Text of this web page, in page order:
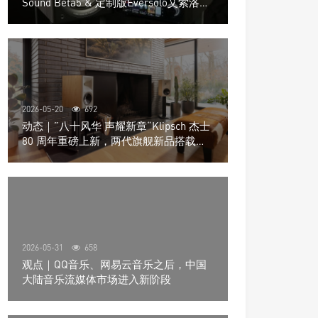
Play音响组合
2026-05-20 692
动态｜”八十风华 声耀新章“Klipsch 杰士
80 周年重磅上新，两代旗舰新品搭载硬
核配置音质再升级
2026-05-31 658
观点｜QQ音乐、网易云音乐之后，中国
大陆音乐流媒体市场进入新阶段